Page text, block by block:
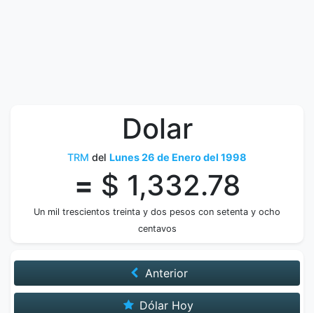
Dolar
TRM del Lunes 26 de Enero del 1998
= $ 1,332.78
Un mil trescientos treinta y dos pesos con setenta y ocho
centavos
Anterior
Dólar Hoy